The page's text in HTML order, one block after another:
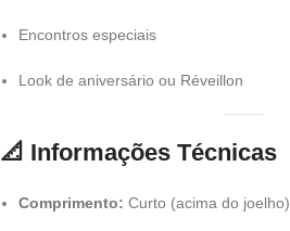
Encontros especiais
Look de aniversário ou Réveillon
📐 Informações Técnicas
Comprimento: Curto (acima do joelho)